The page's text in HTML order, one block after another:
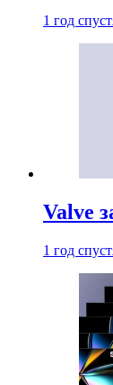
1 год
Valve
1 год